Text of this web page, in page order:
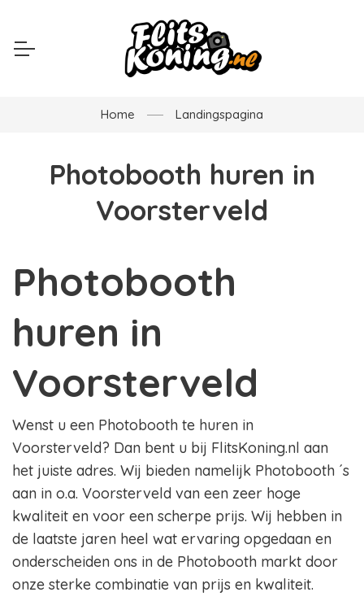
Home Landingspagina
Photobooth huren in
Voorsterveld
Photobooth
huren in
Voorsterveld
Wenst u een Photobooth te huren in
Voorsterveld? Dan bent u bij FlitsKoning.nl aan
het juiste adres. Wij bieden namelijk Photobooth ´s
aan in o.a. Voorsterveld van een zeer hoge
kwaliteit en voor een scherpe prijs. Wij hebben in
de laatste jaren heel wat ervaring opgedaan en
onderscheiden ons in de Photobooth markt door
onze sterke combinatie van prijs en kwaliteit.